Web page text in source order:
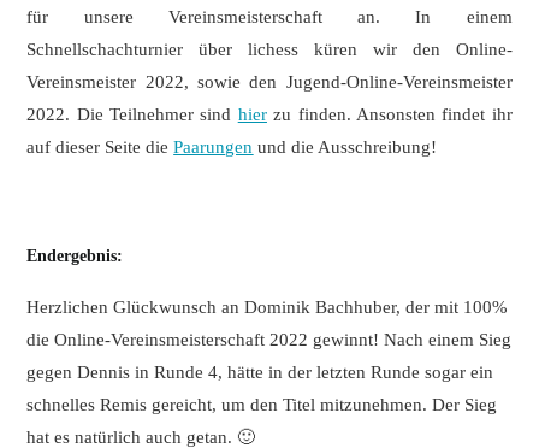
für unsere Vereinsmeisterschaft an. In einem
Schnellschachturnier über lichess küren wir den Online-
Vereinsmeister 2022, sowie den Jugend-Online-Vereinsmeister
2022. Die Teilnehmer sind hierzu finden. Ansonsten findet ihr
auf dieser Seite diePaarungen und die Ausschreibung!
Endergebnis:
Herzlichen Glückwunsch an Dominik Bachhuber, der mit 100%
die Online-Vereinsmeisterschaft 2022 gewinnt! Nach einem Sieg
gegen Dennis in Runde 4, hätte in der letzten Runde sogar ein
schnelles Remis gereicht, um den Titel mitzunehmen. Der Sieg
hat es natürlich auch getan. 🙂